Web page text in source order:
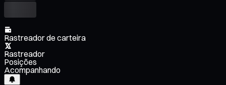
Rastreador de carteira
Rastreador
Posições
Acompanhando